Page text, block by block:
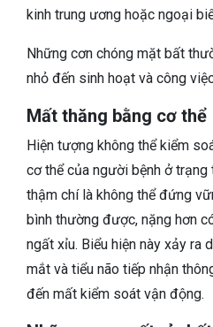
kinh trung ương hoặc ngoại
Những cơn chóng mặt bất
nhỏ đến sinh hoạt và công
Mất thăng bằng cơ thể
Hiện tượng không thể kiểm
cơ thể của người bệnh ở
thậm chí là không thể đứng
bình thường được, nặng hơn
ngất xỉu. Biểu hiện này xảy ra
mắt và tiểu não tiếp nhận
đến mất kiểm soát vận động.